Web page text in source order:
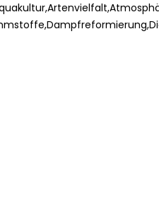
,Artenvielfalt,
,Dampfreformierung,